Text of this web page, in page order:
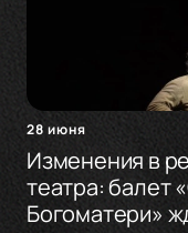
28 июня
Изменения в
театра: балет
Богоматери»